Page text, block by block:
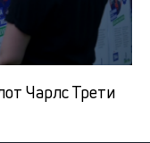
Чарлс Трети